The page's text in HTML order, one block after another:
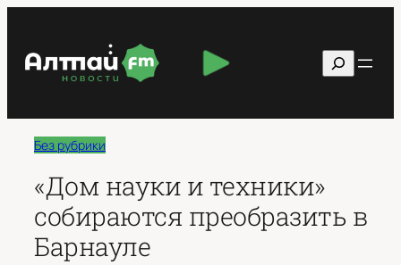
содержимому
Поиск
Без рубрики
«Дом науки и техники»
собираются преобразить в
Барнауле